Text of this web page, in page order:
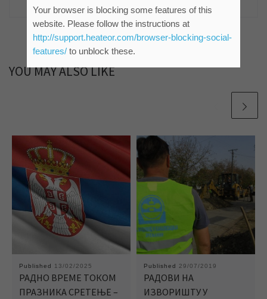
YOU MAY ALSO LIKE
Published 13/02/2025
РАДНО ВРЕМЕ ТОКОМ
ПРАЗНИКА СРЕТЕЊЕ –
Published 29/07/2019
РАДОВИ НА
ИЗВОРИШТУ У
Your browser is blocking some features of this
website. Please follow the instructions at
http://support.heateor.com/browser-blocking-social-
features/to unblock these.